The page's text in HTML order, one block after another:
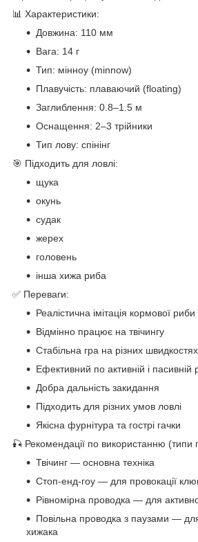
📊 Характеристики:
Довжина: 110 мм
Вага: 14 г
Тип: мінноу (minnow)
Плавучість: плаваючий (floating)
Заглиблення: 0.8–1.5 м
Оснащення: 2–3 трійники
Тип лову: спінінг
🎯 Підходить для ловлі:
щука
окунь
судак
жерех
головень
інша хижа риба
✅ Переваги:
Реалістична імітація кормової риби
Відмінно працює на твічингу
Стабільна гра на різних швидкостях
Ефективний по активній і пасивній
Добра дальність закидання
Підходить для різних умов ловлі
Якісна фурнітура та гострі гачки
🎣 Рекомендації по використанню (типи
Твічинг — основна техніка
Стоп-енд-гоу — для провокації
Рівномірна проводка — для
Повільна проводка з паузами —
хижака